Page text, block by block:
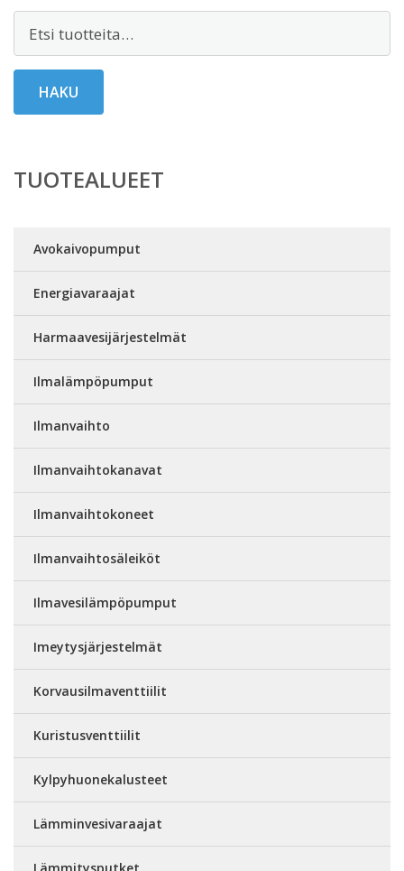
HAKU
TUOTEALUEET
Avokaivopumput
Energiavaraajat
Harmaavesijärjestelmät
Ilmalämpöpumput
Ilmanvaihto
Ilmanvaihtokanavat
Ilmanvaihtokoneet
Ilmanvaihtosäleiköt
Ilmavesilämpöpumput
Imeytysjärjestelmät
Korvausilmaventtiilit
Kuristusventtiilit
Kylpyhuonekalusteet
Lämminvesivaraajat